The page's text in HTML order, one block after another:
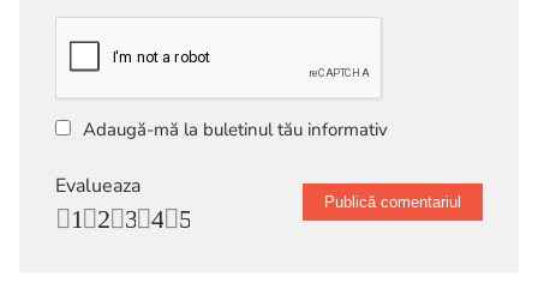
Adaugă-mă la buletinul tău informativ
Evalueaza
5
4
3
2
1